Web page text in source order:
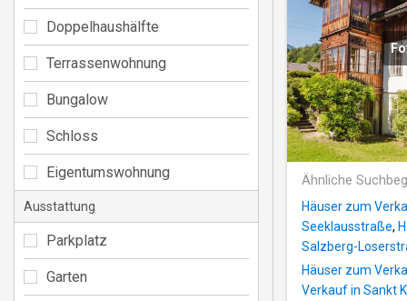
Ähnliche
Häuser zum
Seeklausstraße,
Salzberg-
Häuser zum
Verkauf in Sankt
Doppelhaushälfte
Terrassenwohnung
Bungalow
Schloss
Eigentumswohnung
Ausstattung
Parkplatz
Garten